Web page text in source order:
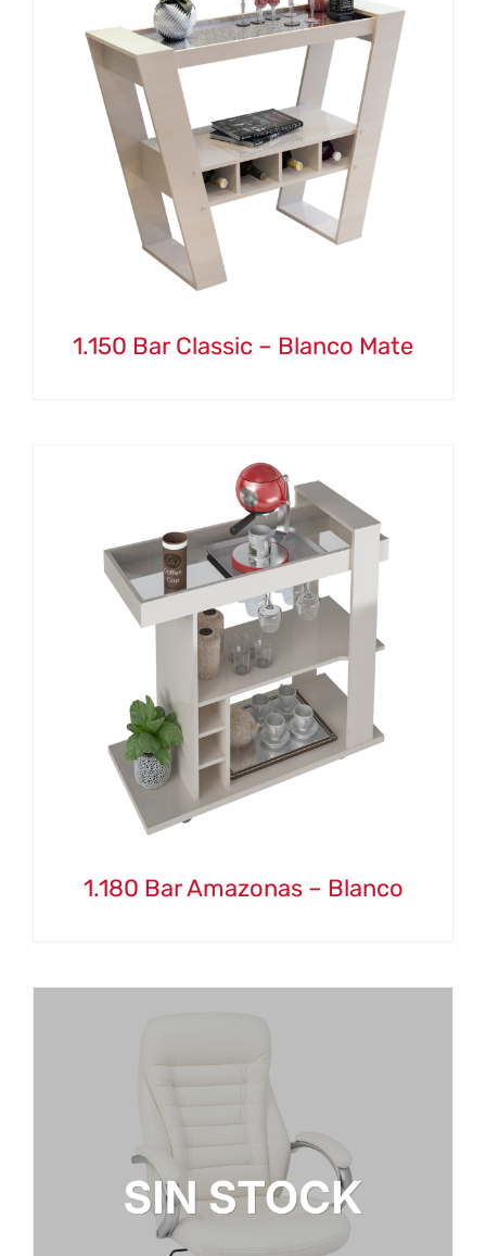
1.150 Bar Classic – Blanco Mate
1.180 Bar Amazonas – Blanco